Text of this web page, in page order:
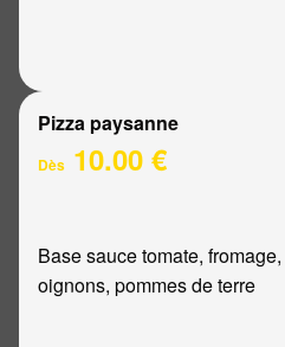
Pizza paysanne
Dès 10.00 €
Base sauce tomate,
oignons, pommes de terre